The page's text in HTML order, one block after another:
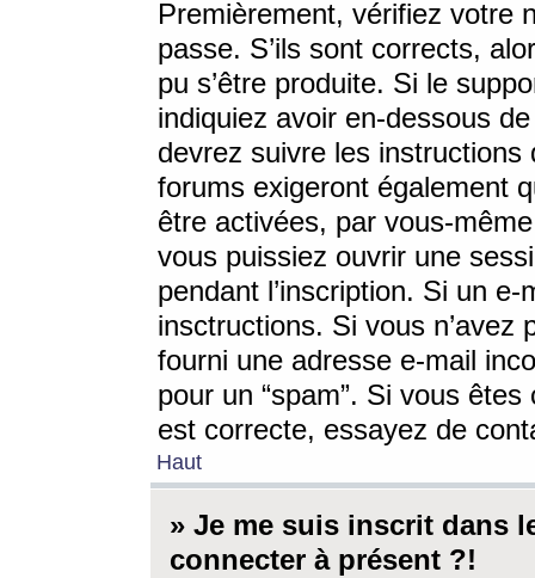
Premièrement, vérifiez votre
passe. S’ils sont corrects,
pu s’être produite. Si le
indiquiez avoir en-dessous
devrez suivre les
forums exigeront également
être activées, par vous-
vous puissiez ouvrir une
pendant l’inscription. Si un
insctructions. Si vous n’avez
fourni une adresse e-mail
pour un “spam”. Si vous
est correcte, essayez de
Haut
» Je me suis inscrit dans
connecter à présent ?!